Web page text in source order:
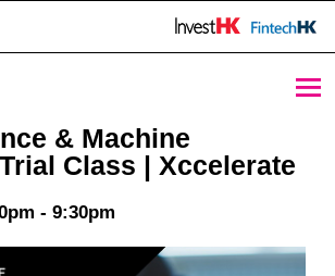
Learning Trial Class | Xccelerate - StartmeupHK
& Machine
Class | Xccelerate
- 9:30pm